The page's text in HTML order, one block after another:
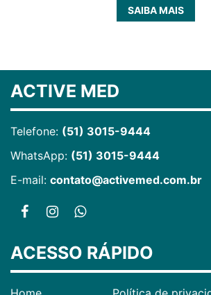
SAIBA MAIS
ACTIVE MED
Telefone: (51) 3015-9444
WhatsApp: (51) 3015-9444
E-mail: contato@activemed.com.br
ACESSO RÁPIDO